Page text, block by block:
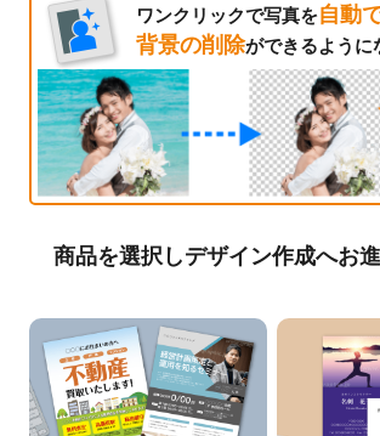
ワンクリックで写真を自動
背景の削除ができるように
商品を選択しデザイン作成へお